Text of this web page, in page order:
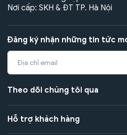
Nơi cấp: SKH & ĐT TP. Hà Nội
Đăng ký nhận những tin tức
Theo dõi chúng tôi qua
Hỗ trợ khách hàng